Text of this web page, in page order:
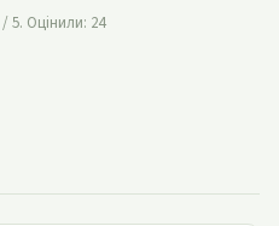
/ 5. Оцінили: 24